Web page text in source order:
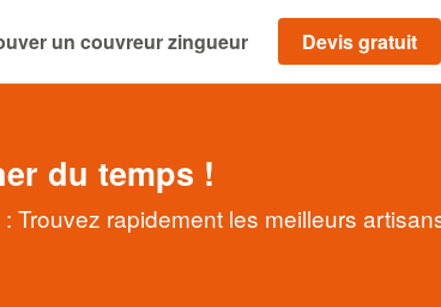
un couvreur zingueur Devis gratuit
du temps !
Trouvez rapidement les meilleurs